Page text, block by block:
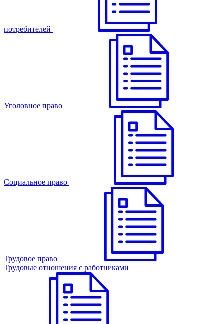
потребителей
Уголовное право
Cоциальное право
Трудовое право
Трудовые отношения с работниками